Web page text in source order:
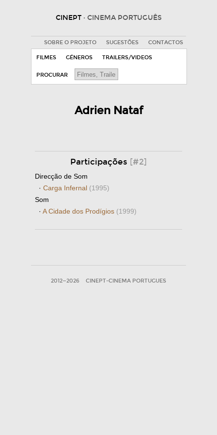
CINEPT · CINEMA PORTUGUÊS
SOBRE O PROJETO SUGESTÕES CONTACTOS
FILMES GÉNEROS TRAILERS/VIDEOS
PROCURAR
Adrien Nataf
Participações [#2]
Direcção de Som
· Carga Infernal (1995)
Som
· A Cidade dos Prodígios (1999)
2012—2026 CINEPT-CINEMA PORTUGUES